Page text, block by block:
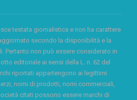
testata giornalistica e non ha carattere
secondo la disponibilità e la
Pertanto non può essere considerato in
editoriale ai sensi della L. n. 62 del
riportati appartengono ai legittimi
nomi di prodotti, nomi commerciali,
citati possono essere marchi di